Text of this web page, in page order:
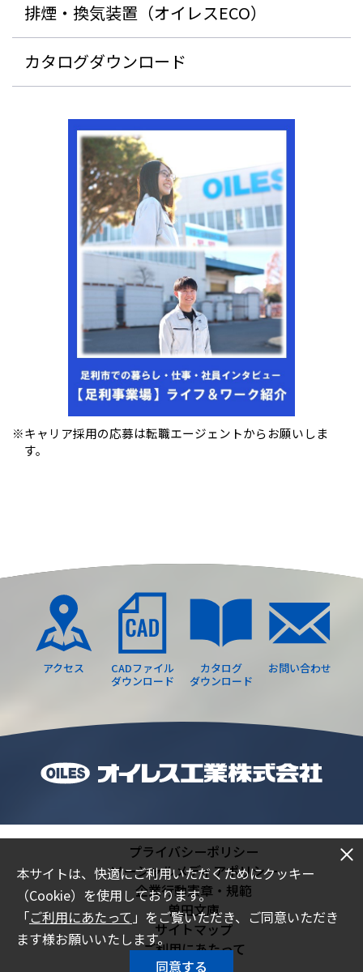
本サイトは、快適にご利用いただくためにクッキー
（Cookie）を使用しております。
「ご利用にあたって 」をご覧いただき、ご同意いただき
ます様お願いいたします。
同意する
排煙・換気装置（オイレスECO）
カタログダウンロード
※キャリア採用の応募は転職エージェントからお願いしま
す。
アクセス
CADファイル
ダウンロード
カタログ
ダウンロード
お問い合わせ
プライバシーポリシー
ソーシャルメディアポリシー
企業行動憲章・規範
曽田文庫
サイトマップ
ご利用にあたって